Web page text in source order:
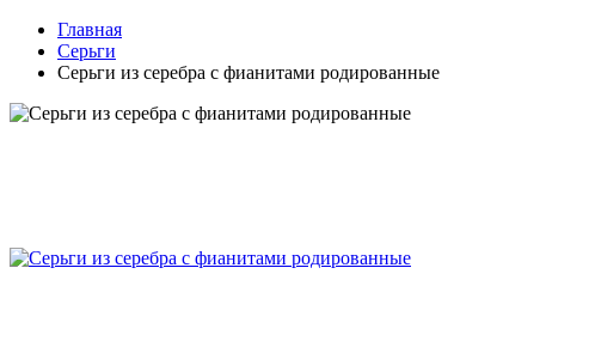
Главная
Серьги
Серьги из серебра с фианитами родированные